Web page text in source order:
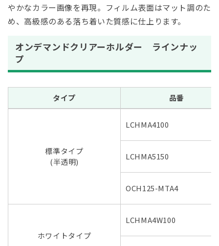
やかなカラー画像を再現。フィルム表面はマット調のた
め、高級感のある落ち着いた質感に仕上ります。
オンデマンドクリアーホルダー ラインナッ
プ
タイプ 品番
標準タイプ
(半透明)
LCHMA4100
LCHMA5150
OCH125-MTA4
ホワイトタイプ
LCHMA4W100